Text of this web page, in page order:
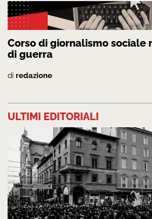
Corso di giornalismo sociale
di guerra
di redazione
ULTIMI EDITORIALI